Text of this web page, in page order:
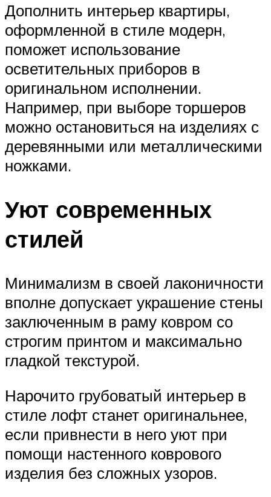
Дополнить интерьер квартиры,
оформленной в стиле модерн,
поможет использование
осветительных приборов в
оригинальном исполнении.
Например, при выборе торшеров
можно остановиться на изделиях с
деревянными или металлическими
ножками.
Уют современных
стилей
Минимализм в своей лаконичности
вполне допускает украшение стены
заключенным в раму ковром со
строгим принтом и максимально
гладкой текстурой.
Нарочито грубоватый интерьер в
стиле лофт станет оригинальнее,
если привнести в него уют при
помощи настенного коврового
изделия без сложных узоров.